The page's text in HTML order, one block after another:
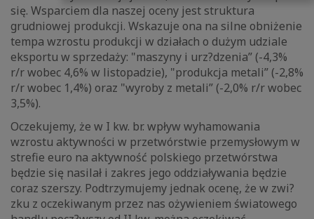
się. Wsparciem dla naszej oceny jest struktura
grudniowej produkcji. Wskazuje ona na silne obniżenie
tempa wzrostu produkcji w działach o dużym udziale
eksportu w sprzedaży: "maszyny i urz?dzenia” (-4,3%
r/r wobec 4,6% w listopadzie), "produkcja metali” (-2,8%
r/r wobec 1,4%) oraz "wyroby z metali” (-2,0% r/r wobec
3,5%).
Oczekujemy, że w I kw. br. wpływ wyhamowania
wzrostu aktywności w przetwórstwie przemysłowym w
strefie euro na aktywność polskiego przetwórstwa
będzie się nasilał i zakres jego oddziaływania będzie
coraz szerszy. Podtrzymujemy jednak ocenę, że w zwi?
zku z oczekiwanym przez nas ożywieniem światowego